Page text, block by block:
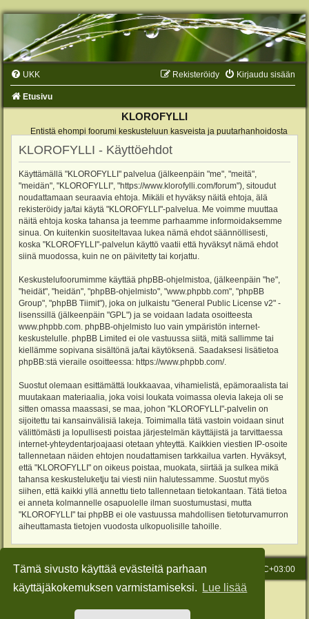
Tämä sivusto käyttää evästeitä parhaan
käyttäjäkokemuksen varmistamiseksi.
Lue lisää
UKK Kirjaudu sisään
Rekisteröidy
Etusivu
KLOROFYLLI
Entistä ehompi foorumi keskusteluun kasveista ja puutarhanhoidosta
KLOROFYLLI - Käyttöehdot
Käyttämällä "KLOROFYLLI" palvelua (jälkeenpäin "me", "meitä",
"meidän", "KLOROFYLLI", "https://www.klorofylli.com/forum"), sitoudut
noudattamaan seuraavia ehtoja. Mikäli et hyväksy näitä ehtoja, älä
rekisteröidy ja/tai käytä "KLOROFYLLI"-palvelua. Me voimme muuttaa
näitä ehtoja koska tahansa ja teemme parhaamme informoidaksemme
sinua. On kuitenkin suositeltavaa lukea nämä ehdot säännöllisesti,
koska "KLOROFYLLI"-palvelun käyttö vaatii että hyväksyt nämä ehdot
siinä muodossa, kuin ne on päivitetty tai korjattu.
Keskustelufoorumimme käyttää phpBB-ohjelmistoa, (jälkeenpäin "he",
"heidät", "heidän", "phpBB-ohjelmisto", "www.phpbb.com", "phpBB
Group", "phpBB Tiimit"), joka on julkaistu "General Public License v2" -
lisenssillä (jälkeenpäin "GPL") ja se voidaan ladata osoitteesta
www.phpbb.com . phpBB-ohjelmisto luo vain ympäristön internet-
keskustelulle. phpBB Limited ei ole vastuussa siitä, mitä sallimme tai
kiellämme sopivana sisältönä ja/tai käytöksenä. Saadaksesi lisätietoa
phpBB:stä vieraile osoitteessa: https://www.phpbb.com/.
Suostut olemaan esittämättä loukkaavaa, vihamielistä, epämoraalista tai
muutakaan materiaalia, joka voisi loukata voimassa olevia lakeja oli se
sitten omassa maassasi, se maa, johon "KLOROFYLLI"-palvelin on
sijoitettu tai kansainvälisiä lakeja. Toimimalla tätä vastoin voidaan sinut
välittömästi ja lopullisesti poistaa järjestelmän käyttäjistä ja tarvittaessa
internet-yhteydentarjoajaasi otetaan yhteyttä. Kaikkien viestien IP-osoite
tallennetaan näiden ehtojen noudattamisen tarkkailua varten. Hyväksyt,
että "KLOROFYLLI" on oikeus poistaa, muokata, siirtää ja sulkea mikä
tahansa keskusteluketju tai viesti niin halutessamme. Suostut myös
siihen, että kaikki yllä annettu tieto tallennetaan tietokantaan. Tätä tietoa
ei anneta kolmannelle osapuolelle ilman suostumustasi, mutta
"KLOROFYLLI" tai phpBB ei ole vastuussa mahdollisen tietoturvamurron
aiheuttamasta tietojen vuodosta ulkopuolisille tahoille.
Etusivu Kaikki ajat ovat UTC+03:00
Viesti Ylläpidolle
Keskustelufoorumin ohjelmistophpBB® Forum Software © phpBB Limited